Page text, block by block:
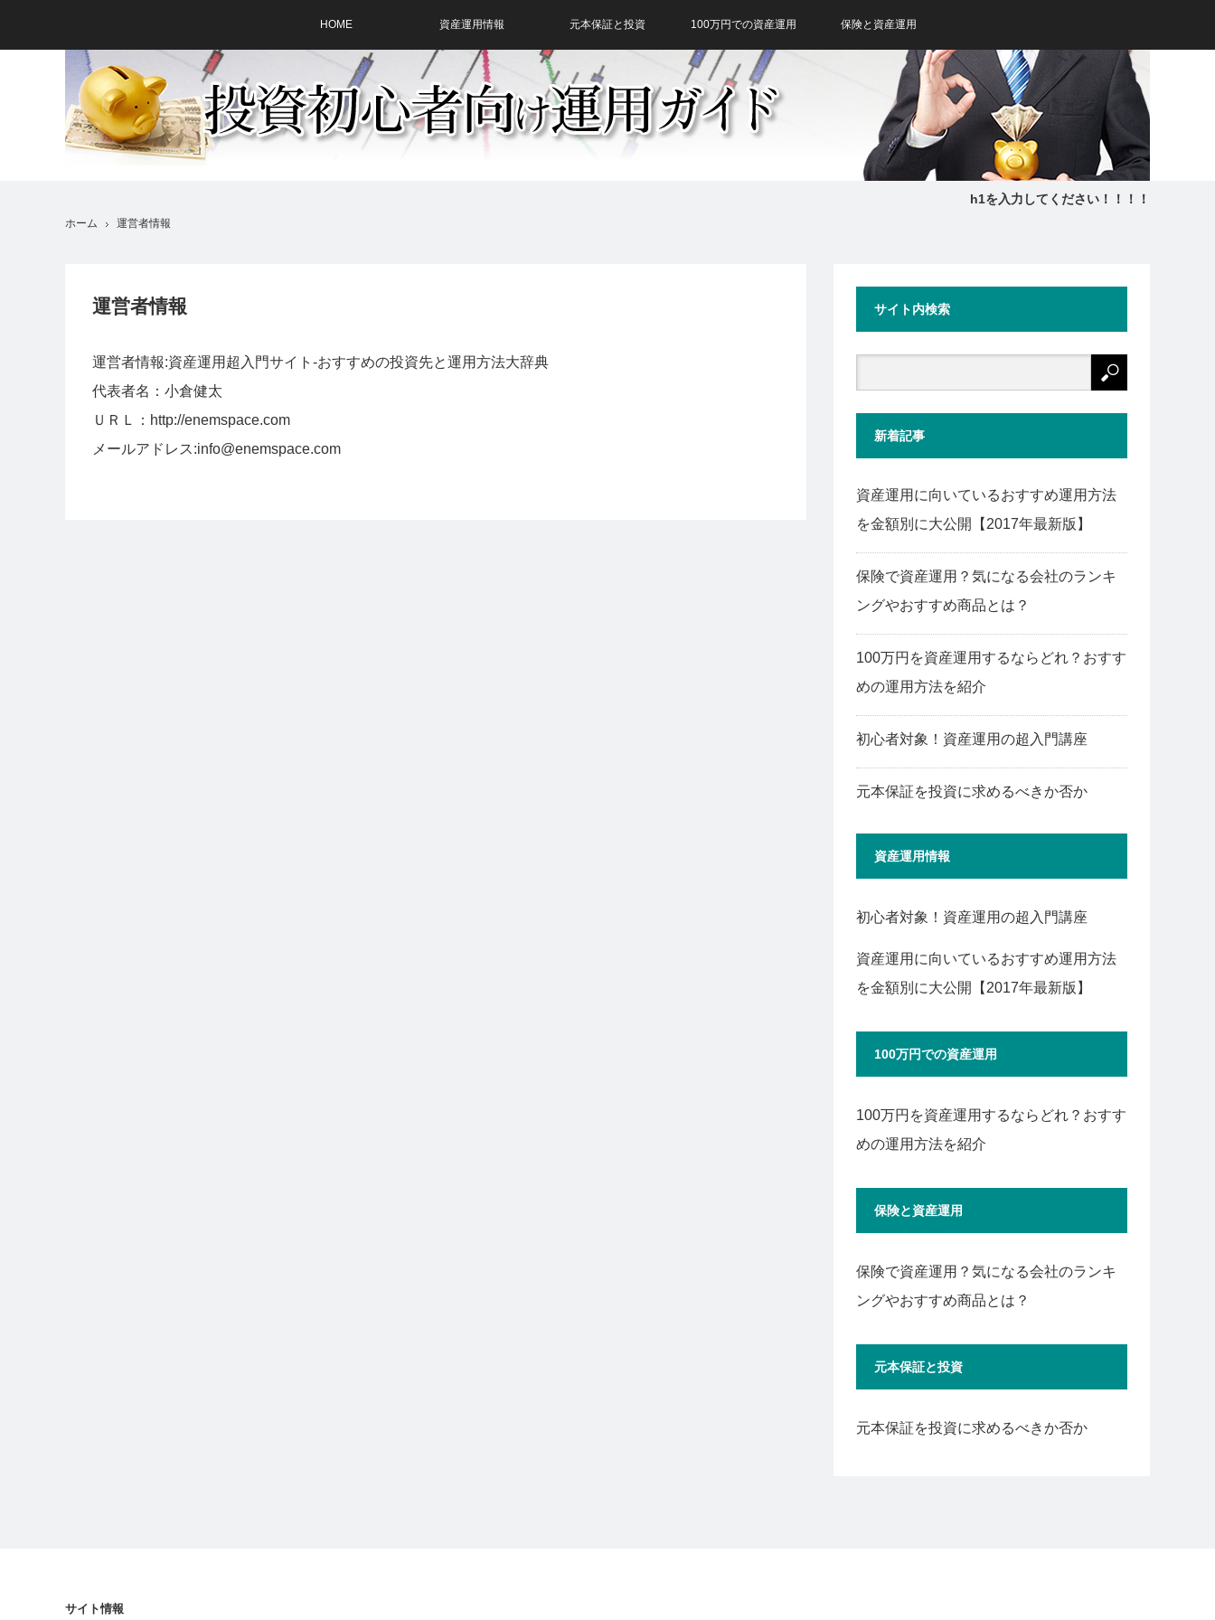
HOME 資産運用情報 元本保証と投資 100万円での資産運用 保険と資産運用
h1を入力してください！！！！
ホーム 運営者情報
運営者情報
運営者情報:資産運用超入門サイト-おすすめの投資先と運用方法大辞典
代表者名：小倉健太
ＵＲＬ：http://enemspace.com
メールアドレス:info@enemspace.com
サイト内検索
新着記事
資産運用に向いているおすすめ運用方法
を金額別に大公開【2017年最新版】
保険で資産運用？気になる会社のランキ
ングやおすすめ商品とは？
100万円を資産運用するならどれ？おすす
めの運用方法を紹介
初心者対象！資産運用の超入門講座
元本保証を投資に求めるべきか否か
資産運用情報
初心者対象！資産運用の超入門講座
資産運用に向いているおすすめ運用方法
を金額別に大公開【2017年最新版】
100万円での資産運用
100万円を資産運用するならどれ？おすす
めの運用方法を紹介
保険と資産運用
保険で資産運用？気になる会社のランキ
ングやおすすめ商品とは？
元本保証と投資
元本保証を投資に求めるべきか否か
サイト情報